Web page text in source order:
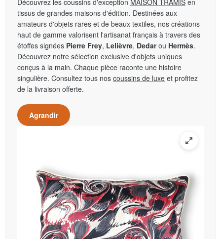
Découvrez les coussins d'exception MAISON TRAMIS en
tissus de grandes maisons d'édition. Destinées aux
amateurs d'objets rares et de beaux textiles, nos créations
haut de gamme valorisent l'artisanat français à travers des
étoffes signées Pierre Frey, Lelièvre, Dedarou Hermès.
Découvrez notre sélection exclusive d'objets uniques
conçus à la main. Chaque pièce raconte une histoire
singulière. Consultez tous nos coussins de luxe et profitez
de la livraison offerte.
Agrandir